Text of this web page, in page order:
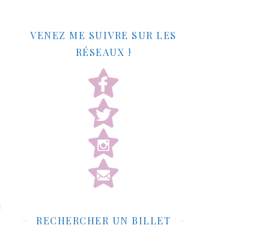
VENEZ ME SUIVRE SUR LES
RÉSEAUX !
RECHERCHER UN BILLET